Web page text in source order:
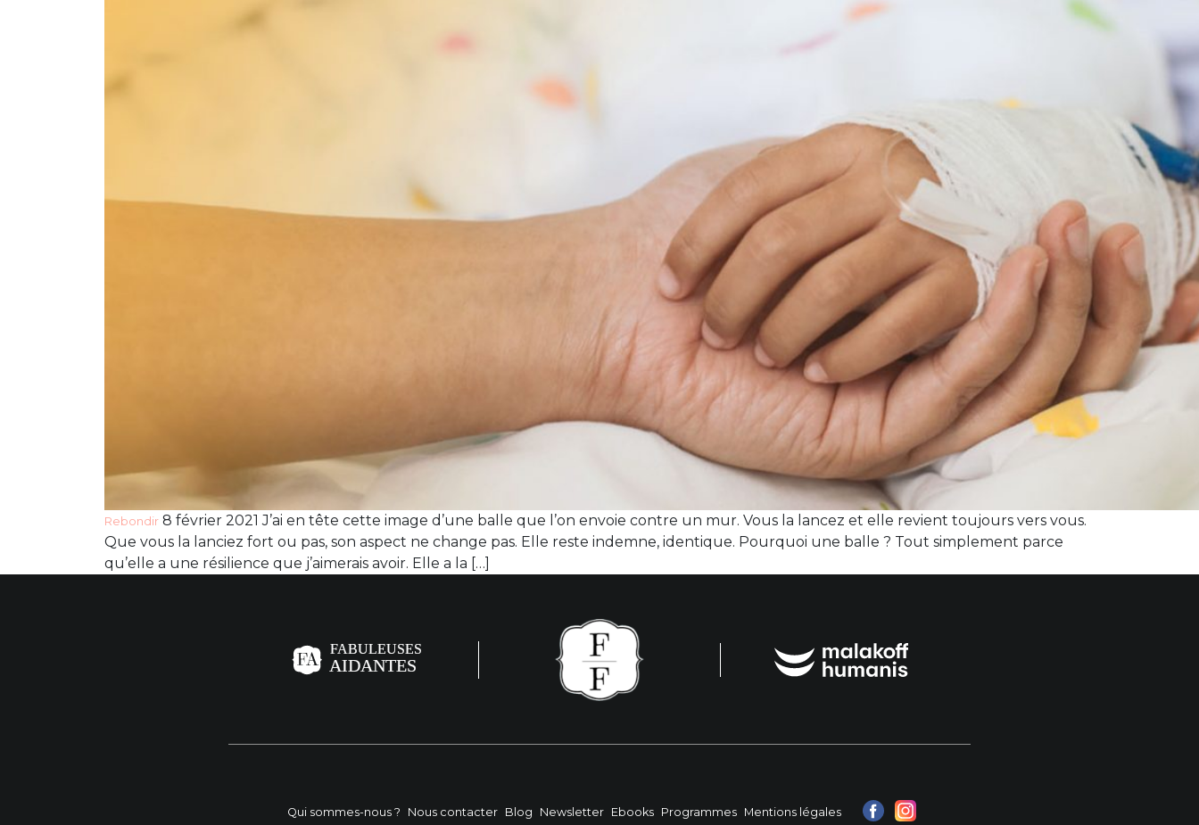
Rebondir 8 février 2021 J’ai en tête cette image d’une balle que l’on envoie contre un mur. Vous la lancez et elle revient toujours vers vous.
Que vous la lanciez fort ou pas, son aspect ne change pas. Elle reste indemne, identique. Pourquoi une balle ? Tout simplement parce
qu’elle a une résilience que j’aimerais avoir. Elle a la […]
Qui sommes-nous ? Nous contacter Blog Newsletter Ebooks Programmes Mentions légales